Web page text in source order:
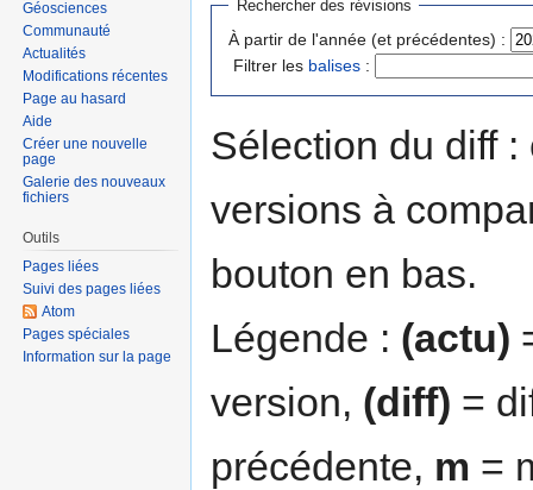
Rechercher des révisions
À partir de l'année (et précédentes) :
Filtrer les balises :
Sélection du diff
versions à
bouton en bas.
Légende : (actu)
version, (diff) =
précédente, m =
Géosciences
Communauté
Actualités
Modifications récentes
Page au hasard
Aide
Créer une nouvelle
page
Galerie des nouveaux
fichiers
Outils
Pages liées
Suivi des pages liées
Atom
Pages spéciales
Information sur la page